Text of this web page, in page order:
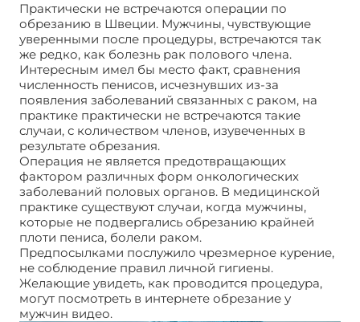
Практически не встречаются операции по
обрезанию в Швеции. Мужчины, чувствующие
уверенными после процедуры, встречаются так
же редко, как болезнь рак полового члена.
Интересным имел бы место факт, сравнения
численность пенисов, исчезнувших из-за
появления заболеваний связанных с раком, на
практике практически не встречаются такие
случаи, с количеством членов, изувеченных в
результате обрезания.
Операция не является предотвращающих
фактором различных форм онкологических
заболеваний половых органов. В медицинской
практике существуют случаи, когда мужчины,
которые не подвергались обрезанию крайней
плоти пениса, болели раком.
Предпосылками послужило чрезмерное курение,
не соблюдение правил личной гигиены.
Желающие увидеть, как проводится процедура,
могут посмотреть в интернете обрезание у
мужчин видео.